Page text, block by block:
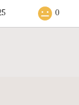
0